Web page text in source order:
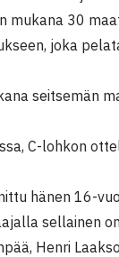
mukana 30
joka
seitsemän
C-lohkon
hänen 16-
sellainen
Henri